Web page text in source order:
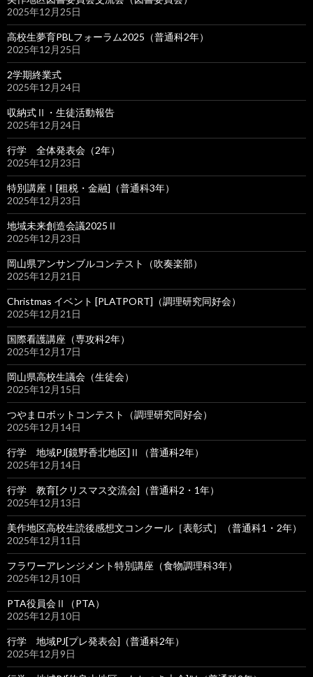
2025年12月25日
高校生夢育PBLフォーラム2025（普通科2年）
2025年12月25日
2学期終業式
2025年12月24日
収納式Ⅱ・生徒活動報告
2025年12月24日
行学 全体発表会（2年）
2025年12月23日
特別講座Ⅰ[租税・金融]（普通科3年）
2025年12月23日
地域未来創造会議2025Ⅱ
2025年12月23日
岡山県アンサンブルコンテスト（吹奏楽部）
2025年12月21日
Christmas イベント [PLATPORT]（調理研究同好会）
2025年12月21日
国際看護講座（専攻科2年）
2025年12月17日
岡山県高校生議会（生徒会）
2025年12月15日
つやまロボットコンテスト（調理研究同好会）
2025年12月14日
行学 地域PJ[鏡野香北地区]Ⅱ（普通科2年）
2025年12月14日
行学 教育[クリスマス交流会]（普通科2・1年）
2025年12月13日
美作地区高校生読後感想文コンクール［表彰式］（普通科1・2年）
2025年12月11日
フラワーアレンジメント特別講座（食物調理科3年）
2025年12月10日
PTA役員会Ⅱ（PTA）
2025年12月10日
行学 地域PJ[プレ発表会]（普通科2年）
2025年12月9日